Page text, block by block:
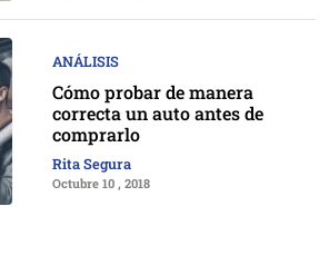
ANÁLISIS
Cómo probar de manera
correcta un auto antes de
comprarlo
Rita Segura
Octubre 10 , 2018